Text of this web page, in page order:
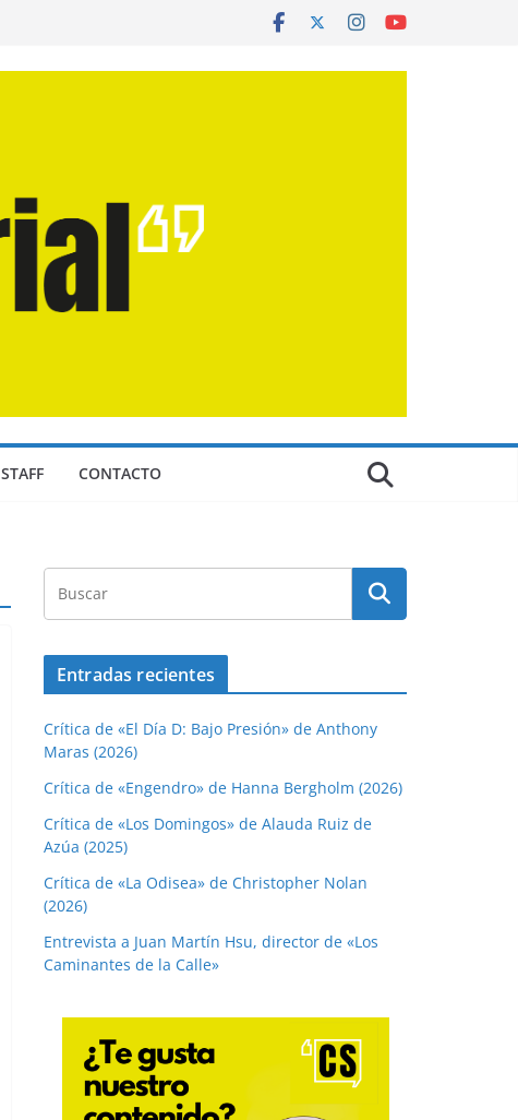
STAFF CONTACTO
Entradas recientes
Crítica de «El Día D: Bajo Presión» de Anthony
Maras (2026)
Crítica de «Engendro» de Hanna Bergholm (2026)
Crítica de «Los Domingos» de Alauda Ruiz de
Azúa (2025)
Crítica de «La Odisea» de Christopher Nolan
(2026)
Entrevista a Juan Martín Hsu, director de «Los
Caminantes de la Calle»